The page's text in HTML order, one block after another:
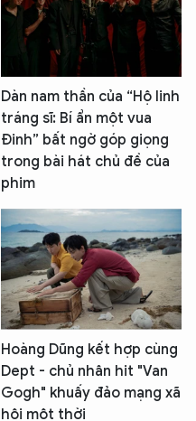
Dàn nam thần của “Hộ linh
tráng sĩ: Bí ẩn một vua
Đinh” bất ngờ góp giọng
trong bài hát chủ đề của
phim
Hoàng Dũng kết hợp cùng
Dept - chủ nhân hit "Van
Gogh" khuấy đảo mạng xã
hội một thời